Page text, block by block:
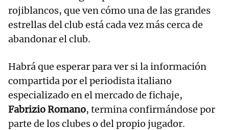
rojiblancos, que ven cómo una de las grandes
estrellas del club está cada vez más cerca de
abandonar el club.
Habrá que esperar para ver si la información
compartida por el periodista italiano
especializado en el mercado de fichaje,
Fabrizio Romano, termina confirmándose por
parte de los clubes o del propio jugador.